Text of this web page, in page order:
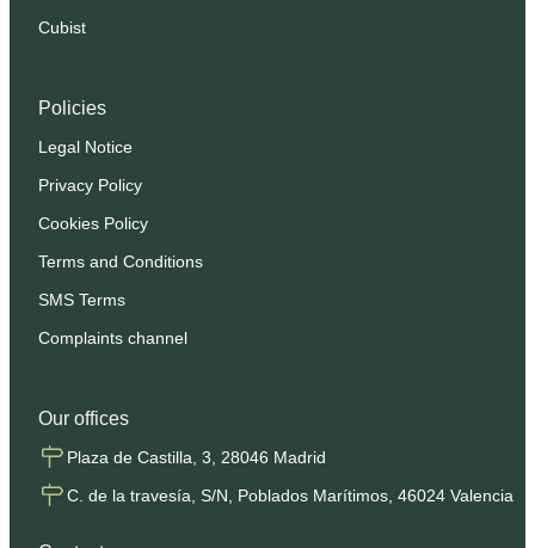
Cubist
Policies
Legal Notice
Privacy Policy
Cookies Policy
Terms and Conditions
SMS Terms
Complaints channel
Our offices
Plaza de Castilla, 3, 28046 Madrid
C. de la travesía, S/N, Poblados Marítimos, 46024 Valencia